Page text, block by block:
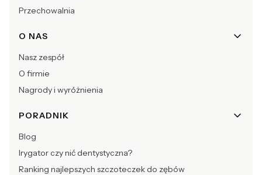
Przechowalnia
O NAS
Nasz zespół
O firmie
Nagrody i wyróżnienia
PORADNIK
Blog
Irygator czy nić dentystyczna?
Ranking najlepszych szczoteczek do zębów